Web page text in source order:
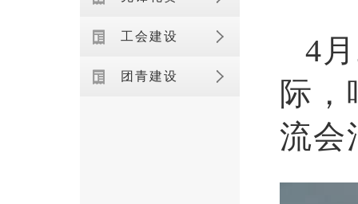
工会建设
团青建设
4
际
流会